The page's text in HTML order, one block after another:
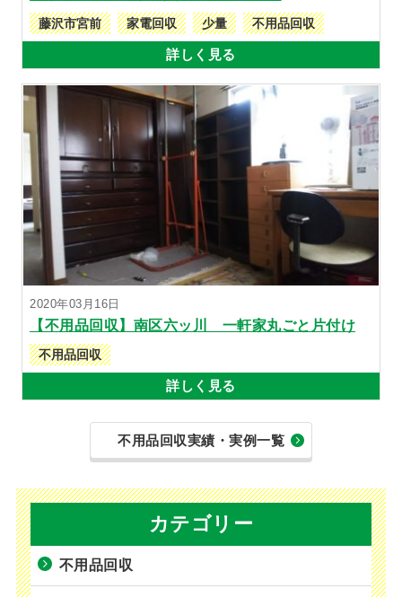
藤沢市宮前 家電回収 少量 不用品回収
詳しく見る
2020年03月16日
【不用品回収】南区六ッ川 一軒家丸ごと片付け
不用品回収
詳しく見る
不用品回収実績・実例一覧
カテゴリー
不用品回収